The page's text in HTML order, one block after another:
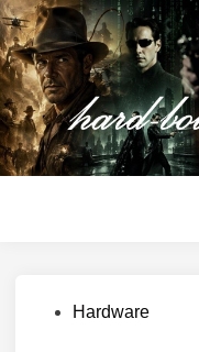
Zum
Inhalt
springen
Veröffentlicht
Hardware